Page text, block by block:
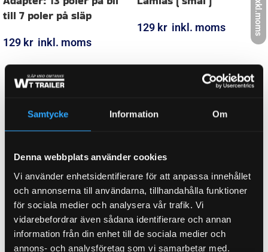
Samtycke Information Om
Denna webbplats använder cookies
Vi använder enhetsidentifierare för att anpassa innehållet
och annonserna till användarna, tillhandahålla funktioner
för sociala medier och analysera vår trafik. Vi
vidarebefordrar även sådana identifierare och annan
information från din enhet till de sociala medier och
annons- och analysföretag som vi samarbetar med.
exkl.moms
Adapter: 13 poler på bil
till 7 poler på släp
129kr inkl. moms
Lämlås ( smal )
129 kr inkl. moms
LÄGG I VARUKORG